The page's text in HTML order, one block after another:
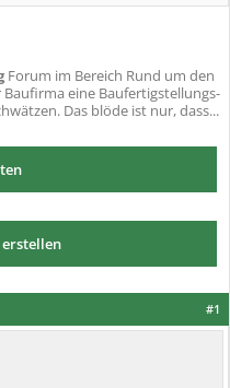
Forum im Bereich Rund um den
eine Baufertigstellungs-
Das blöde ist nur, dass...
erstellen
#1